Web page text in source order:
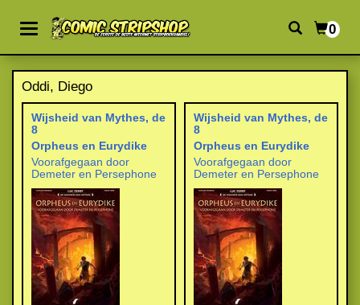
0
Oddi, Diego
Wijsheid van Mythes, de
8
Orpheus en Eurydike
Voorafgegaan door
Demeter en Persephone
Wijsheid van Mythes, de
8
Orpheus en Eurydike
Voorafgegaan door
Demeter en Persephone